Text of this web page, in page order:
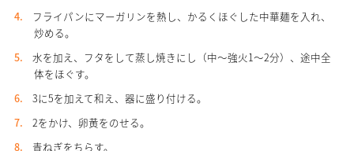
フライパンにマーガリンを熱し、かるくほぐした中華麺を入れ、
炒める。
水を加え、フタをして蒸し焼きにし（中～強火1～2分）、途中全
体をほぐす。
3に5を加えて和え、器に盛り付ける。
2をかけ、卵黄をのせる。
青ねぎをちらす。